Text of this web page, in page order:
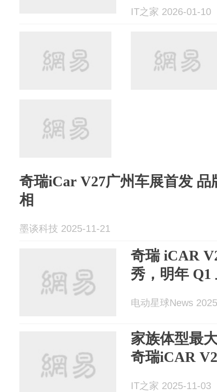
IT之家 2026-01-10
奇瑞iCar V27广州车展首发 品
相
墨谈科技 2025-11-21
奇瑞 iCAR
秀，明年 Q1
电动星球News
家族体型最
奇瑞iCAR
IT之家 2025-11-03